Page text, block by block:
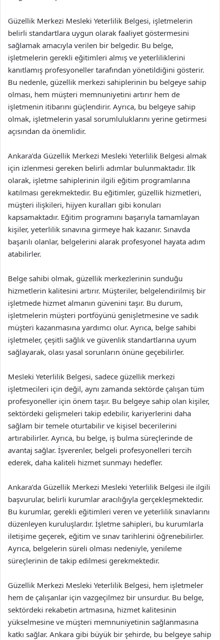
Güzellik Merkezi Mesleki Yeterlilik Belgesi, işletmelerin
belirli standartlara uygun olarak faaliyet göstermesini
sağlamak amacıyla verilen bir belgedir. Bu belge,
işletmelerin gerekli eğitimleri almış ve yeterliliklerini
kanıtlamış profesyoneller tarafından yönetildiğini gösterir.
Bu nedenle, güzellik merkezi sahiplerinin bu belgeye sahip
olması, hem müşteri memnuniyetini artırır hem de
işletmenin itibarını güçlendirir. Ayrıca, bu belgeye sahip
olmak, işletmelerin yasal sorumluluklarını yerine getirmesi
açısından da önemlidir.
Ankara’da Güzellik Merkezi Mesleki Yeterlilik Belgesi almak
için izlenmesi gereken belirli adımlar bulunmaktadır. İlk
olarak, işletme sahiplerinin ilgili eğitim programlarına
katılması gerekmektedir. Bu eğitimler, güzellik hizmetleri,
müşteri ilişkileri, hijyen kuralları gibi konuları
kapsamaktadır. Eğitim programını başarıyla tamamlayan
kişiler, yeterlilik sınavına girmeye hak kazanır. Sınavda
başarılı olanlar, belgelerini alarak profesyonel hayata adım
atabilirler.
Belge sahibi olmak, güzellik merkezlerinin sunduğu
hizmetlerin kalitesini artırır. Müşteriler, belgelendirilmiş bir
işletmede hizmet almanın güvenini taşır. Bu durum,
işletmelerin müşteri portföyünü genişletmesine ve sadık
müşteri kazanmasına yardımcı olur. Ayrıca, belge sahibi
işletmeler, çeşitli sağlık ve güvenlik standartlarına uyum
sağlayarak, olası yasal sorunların önüne geçebilirler.
Mesleki Yeterlilik Belgesi, sadece güzellik merkezi
işletmecileri için değil, aynı zamanda sektörde çalışan tüm
profesyoneller için önem taşır. Bu belgeye sahip olan kişiler,
sektördeki gelişmeleri takip edebilir, kariyerlerini daha
sağlam bir temele oturtabilir ve kişisel becerilerini
artırabilirler. Ayrıca, bu belge, iş bulma süreçlerinde de
avantaj sağlar. İşverenler, belgeli profesyonelleri tercih
ederek, daha kaliteli hizmet sunmayı hedefler.
Ankara’da Güzellik Merkezi Mesleki Yeterlilik Belgesi ile ilgili
başvurular, belirli kurumlar aracılığıyla gerçekleşmektedir.
Bu kurumlar, gerekli eğitimleri veren ve yeterlilik sınavlarını
düzenleyen kuruluşlardır. İşletme sahipleri, bu kurumlarla
iletişime geçerek, eğitim ve sınav tarihlerini öğrenebilirler.
Ayrıca, belgelerin süreli olması nedeniyle, yenileme
süreçlerinin de takip edilmesi gerekmektedir.
Güzellik Merkezi Mesleki Yeterlilik Belgesi, hem işletmeler
hem de çalışanlar için vazgeçilmez bir unsurdur. Bu belge,
sektördeki rekabetin artmasına, hizmet kalitesinin
yükselmesine ve müşteri memnuniyetinin sağlanmasına
katkı sağlar. Ankara gibi büyük bir şehirde, bu belgeye sahip